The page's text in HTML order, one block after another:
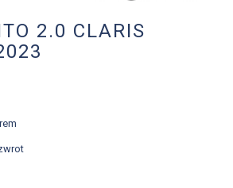
2.0 CLARIS